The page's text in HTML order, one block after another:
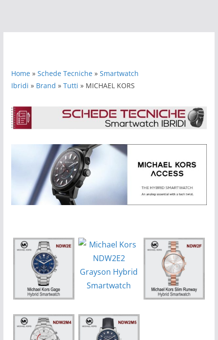
Home» Schede Tecniche» Smartwatch
Ibridi » Brand » Tutti » MICHAEL KORS